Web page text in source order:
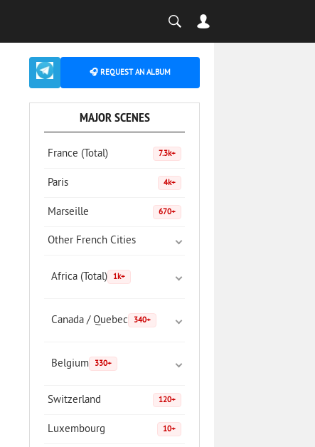
🎧 REQUEST AN ALBUM
MAJOR SCENES
France (Total) 7.3k+
Paris 4k+
Marseille 670+
Other French Cities
Africa (Total) 1k+
Canada / Quebec 340+
Belgium 330+
Switzerland 120+
Luxembourg 10+